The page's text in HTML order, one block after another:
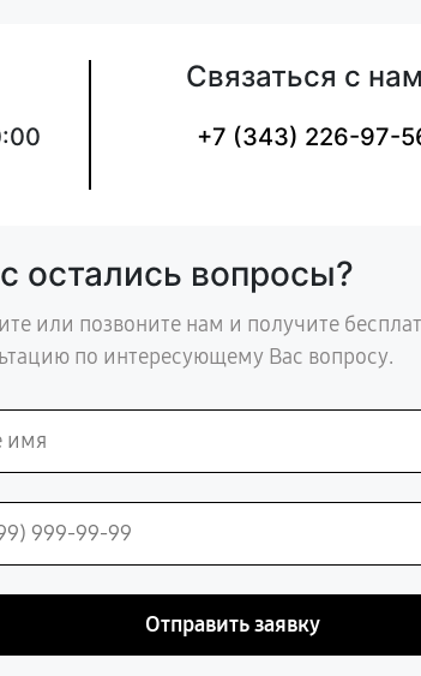
Связаться с
+7 (343) 226-97-
остались вопросы?
или позвоните нам и получите
по интересующему Вас вопросу.
Отправить заявку